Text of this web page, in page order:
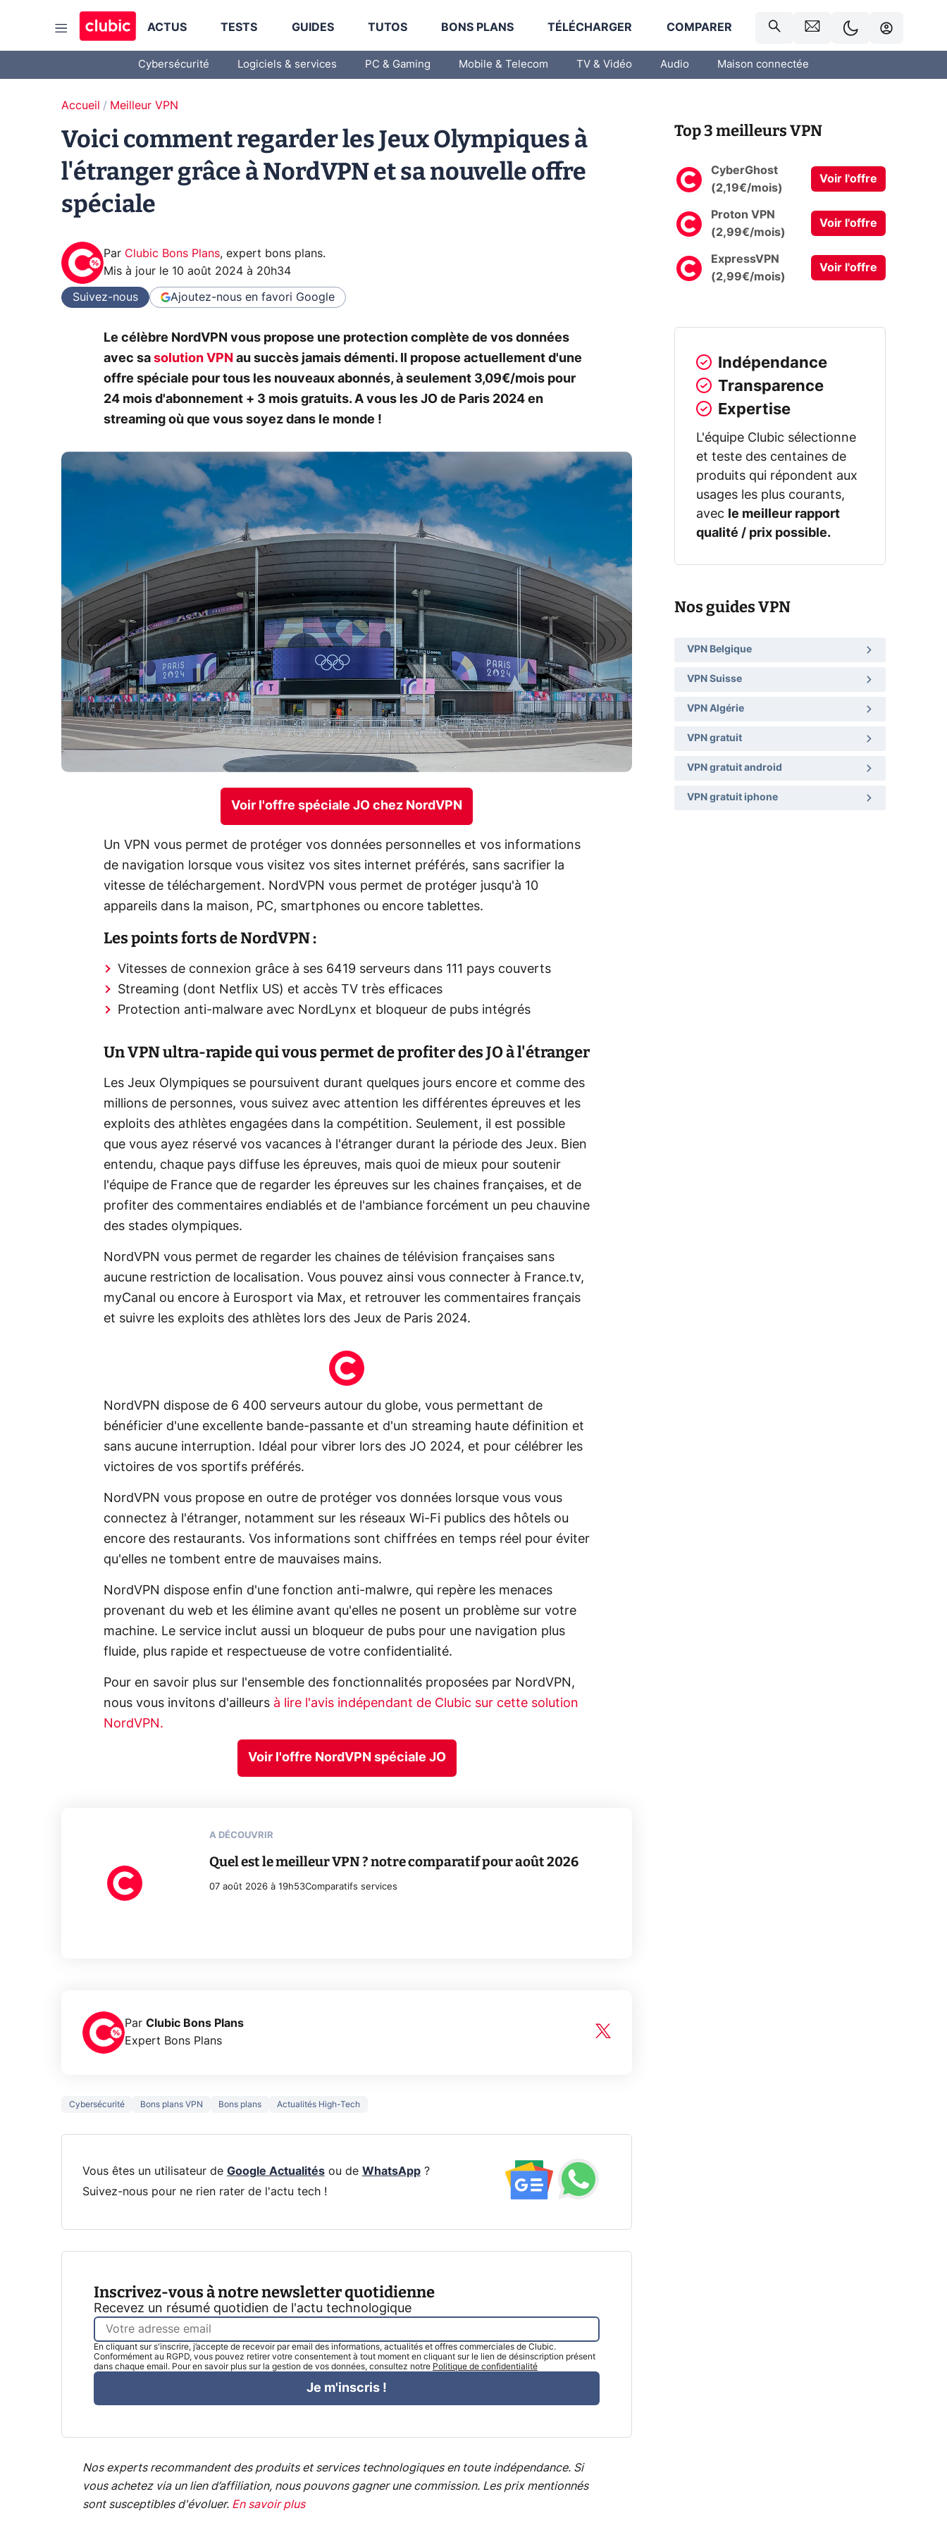
ACTUS TESTS GUIDES TUTOS BONS PLANS TÉLÉCHARGER COMPARER
Cybersécurité Logiciels & services PC & Gaming Mobile & Telecom TV & Vidéo Audio Maison connectée
Accueil Meilleur VPN
Voici comment regarder les Jeux Olympiques à
l'étranger grâce à NordVPN et sa nouvelle offre
spéciale
Par Clubic Bons Plans, expert bons plans.
Mis à jour le 10 août 2024 à 20h34
Suivez-nous Ajoutez-nous en favori Google
Le célèbre NordVPN vous propose une protection complète de vos données
avec sa solution VPN au succès jamais démenti. Il propose actuellement d'une
offre spéciale pour tous les nouveaux abonnés, à seulement 3,09€/mois pour
24 mois d'abonnement + 3 mois gratuits. A vous les JO de Paris 2024 en
streaming où que vous soyez dans le monde !
Voir l'offre spéciale JO chez NordVPN
Un VPN vous permet de protéger vos données personnelles et vos informations
de navigation lorsque vous visitez vos sites internet préférés, sans sacrifier la
vitesse de téléchargement. NordVPN vous permet de protéger jusqu'à 10
appareils dans la maison, PC, smartphones ou encore tablettes.
Les points forts de NordVPN :
Vitesses de connexion grâce à ses 6419 serveurs dans 111 pays couverts
Streaming (dont Netflix US) et accès TV très efficaces
Protection anti-malware avec NordLynx et bloqueur de pubs intégrés
Un VPN ultra-rapide qui vous permet de profiter des JO à l'étranger
Les Jeux Olympiques se poursuivent durant quelques jours encore et comme des
millions de personnes, vous suivez avec attention les différentes épreuves et les
exploits des athlètes engagées dans la compétition. Seulement, il est possible
que vous ayez réservé vos vacances à l'étranger durant la période des Jeux. Bien
entendu, chaque pays diffuse les épreuves, mais quoi de mieux pour soutenir
l'équipe de France que de regarder les épreuves sur les chaines françaises, et de
profiter des commentaires endiablés et de l'ambiance forcément un peu chauvine
des stades olympiques.
NordVPN vous permet de regarder les chaines de télévision françaises sans
aucune restriction de localisation. Vous pouvez ainsi vous connecter à France.tv,
myCanal ou encore à Eurosport via Max, et retrouver les commentaires français
et suivre les exploits des athlètes lors des Jeux de Paris 2024.
NordVPN dispose de 6 400 serveurs autour du globe, vous permettant de
bénéficier d'une excellente bande-passante et d'un streaming haute définition et
sans aucune interruption. Idéal pour vibrer lors des JO 2024, et pour célébrer les
victoires de vos sportifs préférés.
NordVPN vous propose en outre de protéger vos données lorsque vous vous
connectez à l'étranger, notamment sur les réseaux Wi-Fi publics des hôtels ou
encore des restaurants. Vos informations sont chiffrées en temps réel pour éviter
qu'elles ne tombent entre de mauvaises mains.
NordVPN dispose enfin d'une fonction anti-malwre, qui repère les menaces
provenant du web et les élimine avant qu'elles ne posent un problème sur votre
machine. Le service inclut aussi un bloqueur de pubs pour une navigation plus
fluide, plus rapide et respectueuse de votre confidentialité.
Pour en savoir plus sur l'ensemble des fonctionnalités proposées par NordVPN,
nous vous invitons d'ailleurs à lire l'avis indépendant de Clubic sur cette solution
NordVPN.
Voir l'offre NordVPN spéciale JO
A DÉCOUVRIR
Quel est le meilleur VPN ? notre comparatif pour août 2026
07 août 2026 à 19h53Comparatifs services
Par Clubic Bons Plans
Expert Bons Plans
Cybersécurité Bons plans VPN Bons plans Actualités High-Tech
Vous êtes un utilisateur de Google Actualitésou de WhatsApp?
Suivez-nous pour ne rien rater de l'actu tech !
Inscrivez-vous à notre newsletter quotidienne
Recevez un résumé quotidien de l'actu technologique
En cliquant sur s'inscrire, j’accepte de recevoir par email des informations, actualités et offres commerciales de Clubic.
Conformément au RGPD, vous pouvez retirer votre consentement à tout moment en cliquant sur le lien de désinscription présent
dans chaque email. Pour en savoir plus sur la gestion de vos données, consultez notre Politique de confidentialité
Je m'inscris !
Nos experts recommandent des produits et services technologiques en toute indépendance. Si
vous achetez via un lien d’affiliation, nous pouvons gagner une commission. Les prix mentionnés
sont susceptibles d'évoluer. En savoir plus
Top 3 meilleurs VPN
CyberGhost
(2,19€/mois)
Voir l'offre
Proton VPN
(2,99€/mois)
Voir l'offre
ExpressVPN
(2,99€/mois)
Voir l'offre
Indépendance
Transparence
Expertise
L'équipe Clubic sélectionne
et teste des centaines de
produits qui répondent aux
usages les plus courants,
avec
le meilleur rapport
qualité / prix possible.
Nos guides VPN
VPN Belgique
VPN Suisse
VPN Algérie
VPN gratuit
VPN gratuit android
VPN gratuit iphone